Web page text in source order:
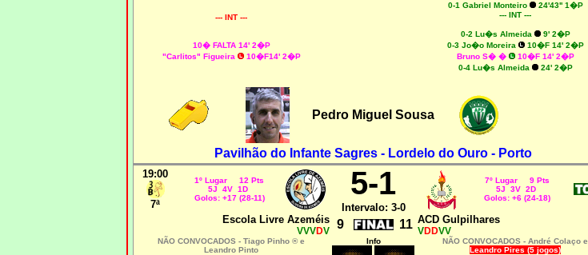
--- INT ---
10� FALTA 14' 2�P
"Carlitos" Figueira
10�F14' 2�P
0-1 Gabriel Monteiro
24'43'' 1�P
--- INT ---
0-2 Lu�s Almeida
9' 2�P
0-3 Jo�o Moreira
10�F 14' 2�P
Bruno S� �
10�F 14' 2�P
0-4 Lu�s Almeida
24' 2�P
Pedro Miguel Sousa
Pavilhão do Infante Sagres - Lordelo do Ouro - Porto
19:00
7ª
1º Lugar 12 Pts
5J 4V 1D
Golos: +17 (28-11)
5-1
Intervalo: 3-0
7º Lugar 9 Pts
5J 3V 2D
Golos: +6 (24-18)
Escola Livre Azeméis
VVVDV 9 11 ACD Gulpilhares
VDDVV
NÃO CONVOCADOS - Tiago Pinho ® e
Leandro Pinto
Info
NÃO CONVOCADOS - André Colaço e
Leandro Pires (5 jogos)